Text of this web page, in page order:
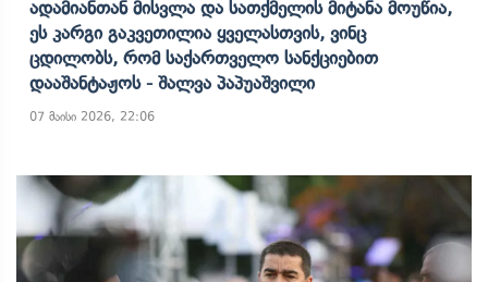
Ადამიანთან Მისვლა Და Სათქმელის Მიტანა Მოუწია,
Ეს Კარგი Გაკვეთილია Ყველასთვის, Ვინც
Ცდილობს, Რომ Საქართველო Სანქციებით
Დააშანტაჟოს - Შალვა Პაპუაშვილი
07 მაისი 2026, 22:06